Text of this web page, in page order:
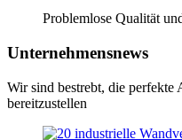
Problemlose Qualität
Unternehmensnews
Wir sind bestrebt, die perfekte
bereitzustellen